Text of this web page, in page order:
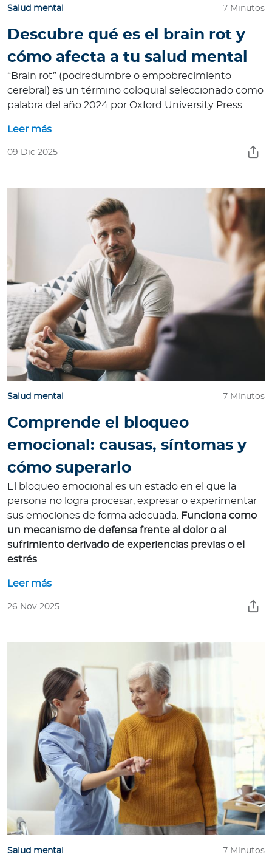
Salud mental 7 Minutos
Descubre qué es el brain rot y
cómo afecta a tu salud mental
“Brain rot” (podredumbre o empobrecimiento
cerebral) es un término coloquial seleccionado como
palabra del año 2024 por Oxford University Press.
Leer más
09 Dic 2025
Salud mental 7 Minutos
Comprende el bloqueo
emocional: causas, síntomas y
cómo superarlo
El bloqueo emocional es un estado en el que la
persona no logra procesar, expresar o experimentar
sus emociones de forma adecuada. Funciona como
un mecanismo de defensa frente al dolor o al
sufrimiento derivado de experiencias previas o el
estrés.
Leer más
26 Nov 2025
Salud mental 7 Minutos